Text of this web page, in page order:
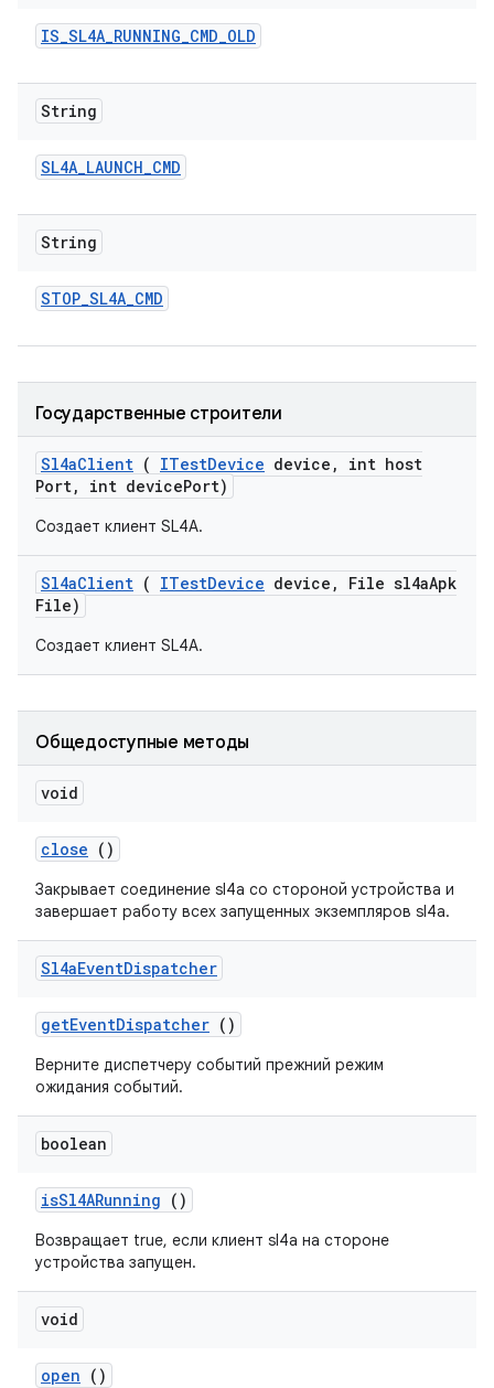
IS_SL4A_RUNNING_CMD_OLD
String
SL4A_LAUNCH_CMD
String
STOP_SL4A_CMD
Государственные строители
Sl4aClient ( ITestDevice device ,
int host
Port, int devicePort)
Создает клиент SL4A.
Sl4aClient ( ITestDevice device , File sl4aApk
File)
Создает клиент SL4A.
Общедоступные методы
void
close ()
Закрывает соединение sl4a со стороной устройства и
завершает работу всех запущенных экземпляров sl4a.
Sl4aEventDispatcher
getEventDispatcher ()
Верните диспетчеру событий прежний режим
ожидания событий.
boolean
isSl4ARunning ()
Возвращает true, если клиент sl4a на стороне
устройства запущен.
void
open ()